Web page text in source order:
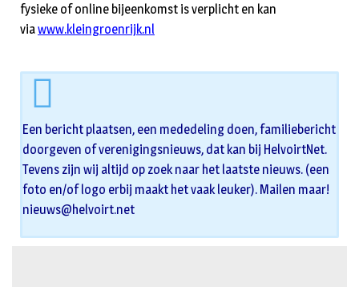
fysieke of online bijeenkomst is verplicht en kan
viawww.kleingroenrijk.nl
Een bericht plaatsen, een mededeling doen, familiebericht
doorgeven of verenigingsnieuws, dat kan bij HelvoirtNet.
Tevens zijn wij altijd op zoek naar het laatste nieuws. (een
foto en/of logo erbij maakt het vaak leuker). Mailen maar!
nieuws@helvoirt.net